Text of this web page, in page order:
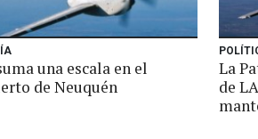
una escala en el
de Neuquén
La
de